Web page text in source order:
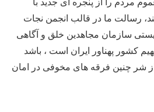
رسالت ما در قالب انجمن نجات
سازمان مجاهدین خلق و آگاهی
کشور پهناور ایران است ، باشد
شر چنین فرقه های مخوفی در امان